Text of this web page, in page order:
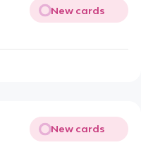
New cards
New cards